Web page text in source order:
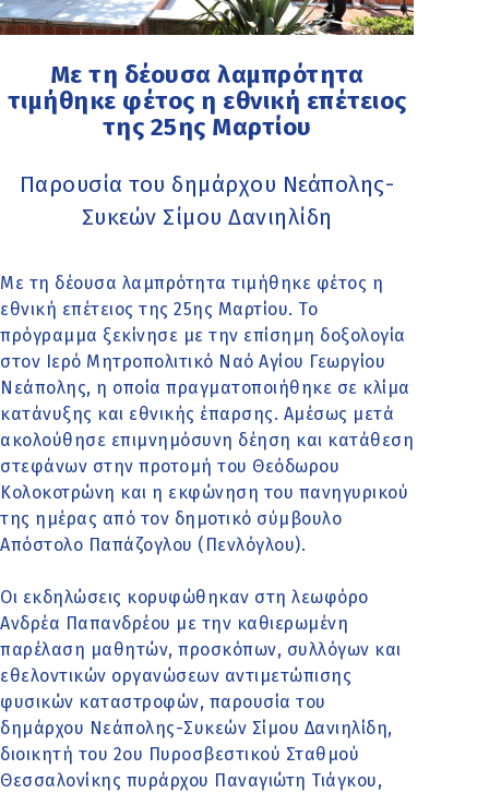
Με τη δέουσα λαμπρότητα
τιμήθηκε φέτος η εθνική επέτειος
της 25ης Μαρτίου
Παρουσία του δημάρχου Νεάπολης-
Συκεών Σίμου Δανιηλίδη
Με τη δέουσα λαμπρότητα τιμήθηκε φέτος η
εθνική επέτειος της 25ης Μαρτίου. Το
πρόγραμμα ξεκίνησε με την επίσημη δοξολογία
στον Ιερό Μητροπολιτικό Ναό Αγίου Γεωργίου
Νεάπολης, η οποία πραγματοποιήθηκε σε κλίμα
κατάνυξης και εθνικής έπαρσης. Αμέσως μετά
ακολούθησε επιμνημόσυνη δέηση και κατάθεση
στεφάνων στην προτομή του Θεόδωρου
Κολοκοτρώνη και η εκφώνηση του πανηγυρικού
της ημέρας από τον δημοτικό σύμβουλο
Απόστολο Παπάζογλου (Πενλόγλου).
Οι εκδηλώσεις κορυφώθηκαν στη λεωφόρο
Ανδρέα Παπανδρέου με την καθιερωμένη
παρέλαση μαθητών, προσκόπων, συλλόγων και
εθελοντικών οργανώσεων αντιμετώπισης
φυσικών καταστροφών, παρουσία του
δημάρχου Νεάπολης-Συκεών Σίμου Δανιηλίδη,
διοικητή του 2ου Πυροσβεστικού Σταθμού
Θεσσαλονίκης πυράρχου Παναγιώτη Τιάγκου,